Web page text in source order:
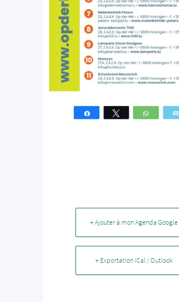
Partagez Tweetez WhatsApp
+ Ajouter à mon Agenda Google
+ Exportation iCal / Outlook